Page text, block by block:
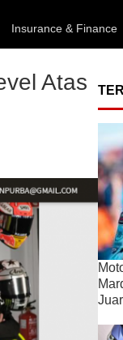
Insurance & Finance
Atas